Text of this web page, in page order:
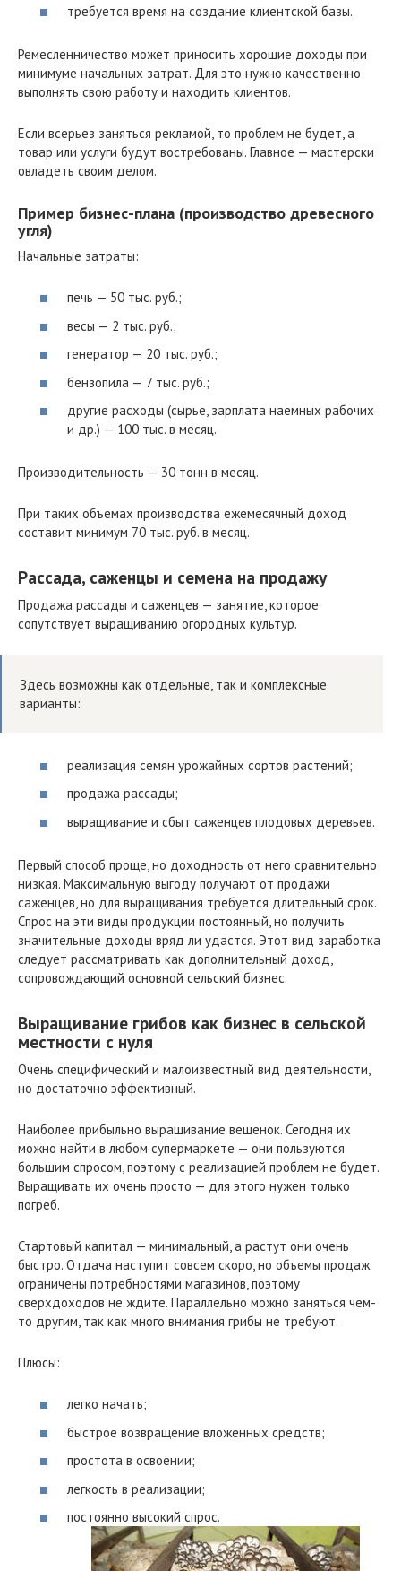
требуется время на создание клиентской базы.
Ремесленничество может приносить хорошие доходы при
минимуме начальных затрат. Для это нужно качественно
выполнять свою работу и находить клиентов.
Если всерьез заняться рекламой, то проблем не будет, а
товар или услуги будут востребованы. Главное — мастерски
овладеть своим делом.
Пример бизнес-плана (производство древесного
угля)
Начальные затраты:
печь — 50 тыс. руб.;
весы — 2 тыс. руб.;
генератор — 20 тыс. руб.;
бензопила — 7 тыс. руб.;
другие расходы (сырье, зарплата наемных рабочих
и др.) — 100 тыс. в месяц.
Производительность — 30 тонн в месяц.
При таких объемах производства ежемесячный доход
составит минимум 70 тыс. руб. в месяц.
Рассада, саженцы и семена на продажу
Продажа рассады и саженцев — занятие, которое
сопутствует выращиванию огородных культур.
Здесь возможны как отдельные, так и комплексные
варианты:
реализация семян урожайных сортов растений;
продажа рассады;
выращивание и сбыт саженцев плодовых деревьев.
Первый способ проще, но доходность от него сравнительно
низкая. Максимальную выгоду получают от продажи
саженцев, но для выращивания требуется длительный срок.
Спрос на эти виды продукции постоянный, но получить
значительные доходы вряд ли удастся. Этот вид заработка
следует рассматривать как дополнительный доход,
сопровождающий основной сельский бизнес.
Выращивание грибов как бизнес в сельской
местности с нуля
Очень специфический и малоизвестный вид деятельности,
но достаточно эффективный.
Наиболее прибыльно выращивание вешенок. Сегодня их
можно найти в любом супермаркете — они пользуются
большим спросом, поэтому с реализацией проблем не будет.
Выращивать их очень просто — для этого нужен только
погреб.
Стартовый капитал — минимальный, а растут они очень
быстро. Отдача наступит совсем скоро, но объемы продаж
ограничены потребностями магазинов, поэтому
сверхдоходов не ждите. Параллельно можно заняться чем-
то другим, так как много внимания грибы не требуют.
Плюсы:
легко начать;
быстрое возвращение вложенных средств;
простота в освоении;
легкость в реализации;
постоянно высокий спрос.